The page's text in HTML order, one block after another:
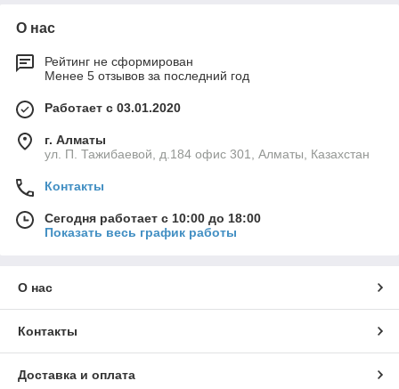
О нас
Рейтинг не сформирован
Менее 5 отзывов за последний год
Работает с 03.01.2020
г. Алматы
ул. П. Тажибаевой, д.184 офис 301, Алматы, Казахстан
Контакты
Сегодня работает с 10:00 до 18:00
Показать весь график работы
О нас
Контакты
Доставка и оплата